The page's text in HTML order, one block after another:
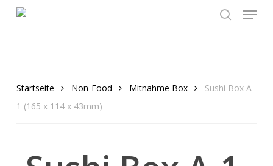
Menu
Startseite Non-Food Mitnahme Box
Sushi Box A-
1 (165 x 114 x 43mm)